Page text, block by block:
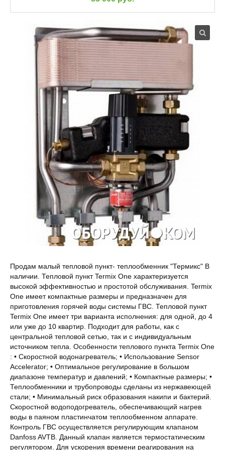
Продам малый тепловой пункт- теплообменник "Термикс" В
наличии. Тепловой пункт Termix One характеризуется
высокой эффективностью и простотой обслуживания. Termix
One имеет компактные размеры и предназначен для
приготовления горячей воды системы ГВС. Тепловой пункт
Termix One имеет три варианта исполнения: для одной, до 4
или уже до 10 квартир. Подходит для работы, как с
центральной тепловой сетью, так и с индивидуальным
источником тепла. Особенности теплового пункта Termix One
: • Cкоростной водонагреватель; • Использование Sensor
Accelerator; • Оптимальное регулирование в большом
диапазоне температур и давлений; • Компактные размеры; •
Теплообменники и трубопроводы сделаны из нержавеющей
стали; • Минимальный риск образования накипи и бактерий.
Скоростной водоподогреватель, обеспечивающий нагрев
воды в паяном пластинчатом теплообменном аппарате.
Контроль ГВС осуществляется регулирующим клапаном
Danfoss AVTB. Данный клапан является термостатическим
регулятором. Для ускорения времени реагирования на